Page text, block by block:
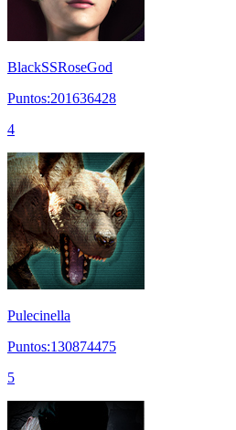
BlackSSRoseGod
Puntos:201636428
4
Pulecinella
Puntos:130874475
5